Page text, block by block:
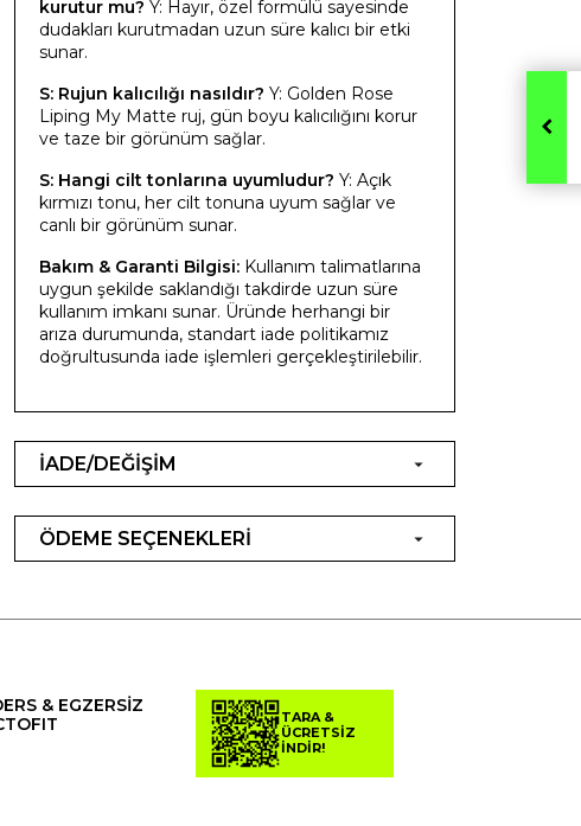
kurutur mu? Y: Hayır, özel formülü sayesinde
dudakları kurutmadan uzun süre kalıcı bir etki
sunar.
S: Rujun kalıcılığı nasıldır? Y: Golden Rose
Liping My Matte ruj, gün boyu kalıcılığını korur
ve taze bir görünüm sağlar.
S: Hangi cilt tonlarına uyumludur? Y: Açık
kırmızı tonu, her cilt tonuna uyum sağlar ve
canlı bir görünüm sunar.
Bakım & Garanti Bilgisi: Kullanım talimatlarına
uygun şekilde saklandığı takdirde uzun süre
kullanım imkanı sunar. Üründe herhangi bir
arıza durumunda, standart iade politikamız
doğrultusunda iade işlemleri gerçekleştirilebilir.
İADE/DEĞİŞİM
ÖDEME SEÇENEKLERİ
& EGZERSİZ
TARA &
ÜCRETSİZ
İNDİR!